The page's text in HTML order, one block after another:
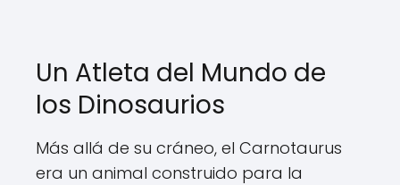
Un Atleta del Mundo de
los Dinosaurios
Más allá de su cráneo, el Carnotaurus
era un animal construido para la